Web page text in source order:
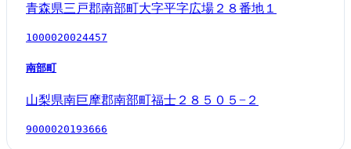
青森県三戸郡南部町大字平字広場２８番地１
1000020024457
南部町
山梨県南巨摩郡南部町福士２８５０５−２
9000020193666